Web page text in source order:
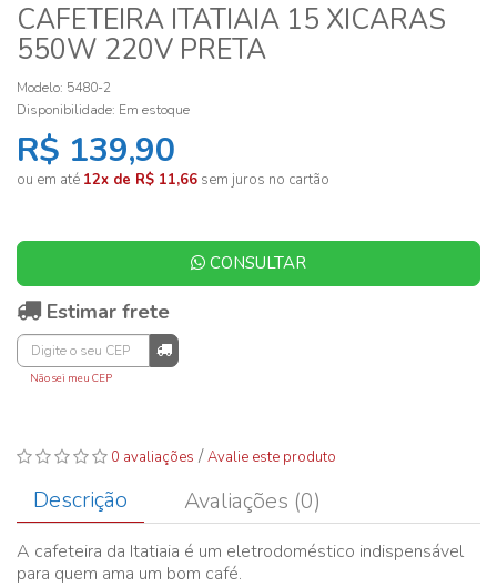
CAFETEIRA ITATIAIA 15 XICARAS
550W 220V PRETA
Modelo: 5480-2
Disponibilidade: Em estoque
R$ 139,90
ou em até 12x de R$ 11,66 sem juros no cartão
CONSULTAR
Estimar frete
Não sei meu CEP
0 avaliações /Avalie este produto
Descrição Avaliações (0)
A cafeteira da Itatiaia é um eletrodoméstico indispensável
para quem ama um bom café.